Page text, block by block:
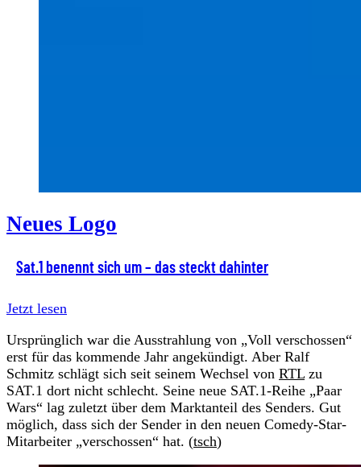
Neues Logo
Sat.1 benennt sich um – das steckt dahinter
Jetzt lesen
Ursprünglich war die Ausstrahlung von „Voll verschossen“
erst für das kommende Jahr angekündigt. Aber Ralf
Schmitz schlägt sich seit seinem Wechsel von RTL zu
SAT.1 dort nicht schlecht. Seine neue SAT.1-Reihe „Paar
Wars“ lag zuletzt über dem Marktanteil des Senders. Gut
möglich, dass sich der Sender in den neuen Comedy-Star-
Mitarbeiter „verschossen“ hat. (tsch)